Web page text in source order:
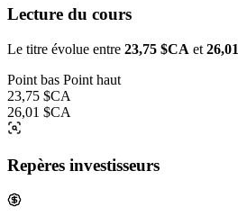
Lecture du cours
Le titre évolue entre 23,75 $CA et
Point bas Point haut
23,75 $CA
26,01 $CA
Repères investisseurs